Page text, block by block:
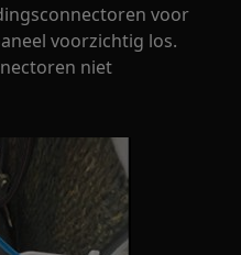
voor
voorzichtig los.
niet